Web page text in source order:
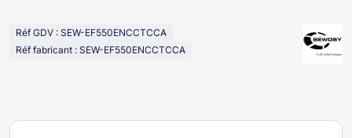
Réf GDV : SEW-EF550ENCCTCCA
Réf fabricant : SEW-EF550ENCCTCCA